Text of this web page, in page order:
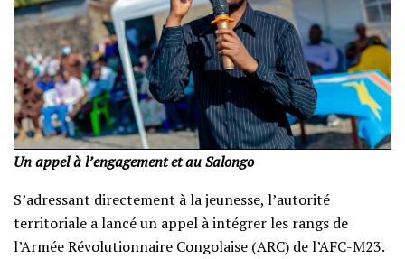
Un appel à l’engagement et au Salongo
S’adressant directement à la jeunesse, l’autorité
territoriale a lancé un appel à intégrer les rangs de
l’Armée Révolutionnaire Congolaise (ARC) de l’AFC-M23.